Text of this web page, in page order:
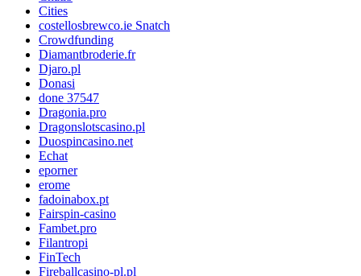
Cities
costellosbrewco.ie Snatch
Crowdfunding
Diamantbroderie.fr
Djaro.pl
Donasi
done 37547
Dragonia.pro
Dragonslotscasino.pl
Duospincasino.net
Echat
eporner
erome
fadoinabox.pt
Fairspin-casino
Fambet.pro
Filantropi
FinTech
Fireballcasino-pl.pl